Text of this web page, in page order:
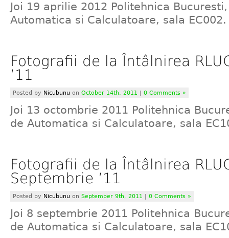
Joi 19 aprilie 2012 Politehnica
Automatica si Calculatoare, sala EC002.
Fotografii de la Întâlnirea
’11
Posted by Nicubunu on October 14th, 2011 | 0 Comments »
Joi 13 octombrie 2011 Politehnica
de Automatica si Calculatoare, sala
Fotografii de la Întâlnirea
Septembrie ’11
Posted by Nicubunu on September 9th, 2011 | 0 Comments »
Joi 8 septembrie 2011 Politehnica
de Automatica si Calculatoare, sala